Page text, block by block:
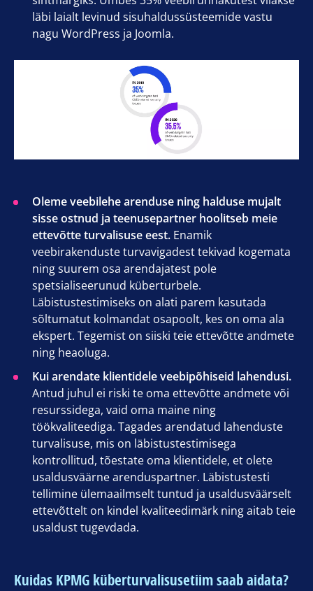
läbi laialt levinud sisuhaldussüsteemide vastu
nagu WordPress ja Joomla.
Oleme veebilehe arenduse ning halduse mujalt
sisse ostnud ja teenusepartner hoolitseb meie
ettevõtte turvalisuse eest. Enamik
veebirakenduste turvavigadest tekivad kogemata
ning suurem osa arendajatest pole
spetsialiseerunud küberturbele.
Läbistustestimiseks on alati parem kasutada
sõltumatut kolmandat osapoolt, kes on oma ala
ekspert. Tegemist on siiski teie ettevõtte andmete
ning heaoluga.
Kui arendate klientidele veebipõhiseid lahendusi.
Antud juhul ei riski te oma ettevõtte andmete või
resurssidega, vaid oma maine ning
töökvaliteediga. Tagades arendatud lahenduste
turvalisuse, mis on läbistustestimisega
kontrollitud, tõestate oma klientidele, et olete
usaldusväärne arenduspartner. Läbistustesti
tellimine ülemaailmselt tuntud ja usaldusväärselt
ettevõttelt on kindel kvaliteedimärk ning aitab teie
usaldust tugevdada.
Kuidas KPMG küberturvalisusetiim saab aidata?